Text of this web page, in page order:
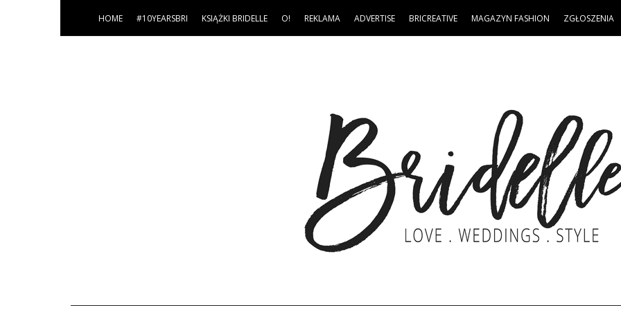
HOME #10YEARSBRI KSIĄŻKI BRIDELLE O! REKLAMA ADVERTISE BRICREATIVE MAGAZYN FASHION ZGŁOSZENIA